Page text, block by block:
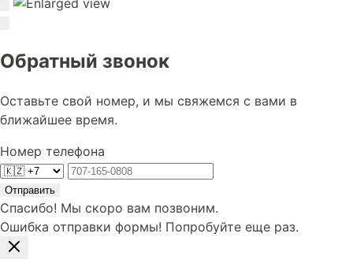
Обратный звонок
Оставьте свой номер, и мы свяжемся с вами в
ближайшее время.
Номер телефона
Отправить
Спасибо! Мы скоро вам позвоним.
Ошибка отправки формы! Попробуйте еще раз.